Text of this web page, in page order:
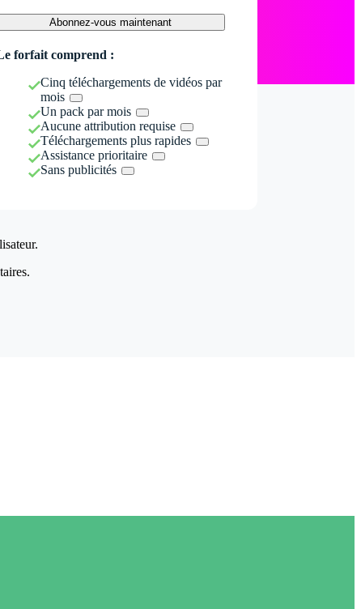
Abonnez-vous maintenant
forfait comprend :
Cinq téléchargements de vidéos par
mois
Un pack par mois
Aucune attribution requise
Téléchargements plus rapides
Assistance prioritaire
Sans publicités